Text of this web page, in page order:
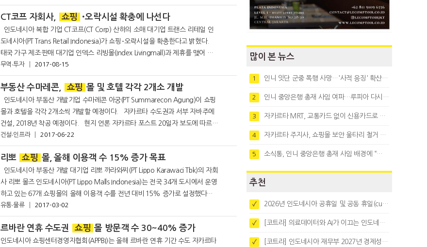
CT코프 자회사, 쇼핑 ･오락시설 확충에 나선다
도네시아(PT Trans Retail Indonesia)가 쇼핑･오락시설을 확충한다고 밝혔다.
태국 가구 제조·판매 대기업 인덱스 리빙몰(Index Livingmall)과 제휴를 맺어 지
난 11일 인도네시아 인덱스 리빙
무역∙투자 2017-08-15
부동산 수마레콘, 쇼핑 몰 및 호텔 각각 2개소 개발
몰과 호텔을 각각 2개소씩 개발할 예정이다. 자카르타 수도권과 서부 자바주에
건설, 2018년 착공 예정이다. 현지 언론 자카르타 포스트 20일자 보도에 따르면
아드리안또 사장은 “서부 자바주 반
건설∙인프라 2017-06-22
리뽀 쇼핑 몰, 올해 이용객 수 15% 증가 목표
사 리뽀 몰즈 인도네시아(PT Lippo Malls Indonesia)는 전국 34개 도시에서 운영
하고 있는 67개 쇼핑몰의 올해 이용객 수를 전년 대비 15% 증가로 설정했다고
밝혔다. 현지 언론 인베스톨 데일리 2월 2
유통∙물류 2017-03-02
르바란 연휴 수도권 쇼핑 몰 방문객 수 30~40% 증가
인도네시아 쇼핑센터경영자협회(APPBI)는 올해 르바란 연휴 기간 수도 자카르타
많이 본 뉴스
1 인니 잇단 군중 폭행 사망…'사적 응징' 확산에 법치 우려
2 인니 중앙은행 총재 사임 여파…루피아 다시 1만8천대로 약세
3 자카르타 MRT, 교통카드 없이 신용카드로 바로 탄다
4 자카르타 주지사, 쇼핑몰 보안 울타리 철거 요청…"치안 문제없다"
5 소식통, 인니 중앙은행 총재 사임 배경에 “정부와 정책 갈등"
추천
✓ 2026년 인도네시아 공휴일 및 공동 휴일(cuti bersama)
✓ [코트라] 의료데이터와 AI가 이끄는 인도네시아 디지털 헬스케어 시장 트렌드
✓ [코트라] 인도네시아 재무부 2027년 경제성장 전망 및 목표 발표